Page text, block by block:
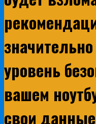
уровень
вашем
свои